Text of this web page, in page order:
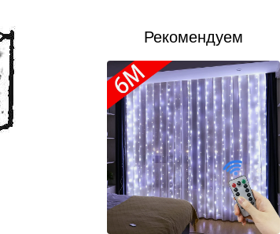
Рекомендуем